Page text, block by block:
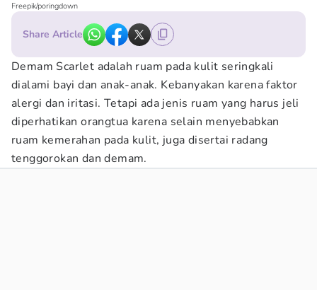
Freepik/poringdown
Share Article
Demam Scarlet adalah ruam pada kulit seringkali
dialami bayi dan anak-anak. Kebanyakan karena faktor
alergi dan iritasi. Tetapi ada jenis ruam yang harus jeli
diperhatikan orangtua karena selain menyebabkan
ruam kemerahan pada kulit, juga disertai radang
tenggorokan dan demam.